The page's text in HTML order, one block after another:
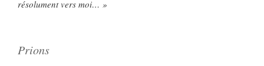
résolument vers moi… »
Prions